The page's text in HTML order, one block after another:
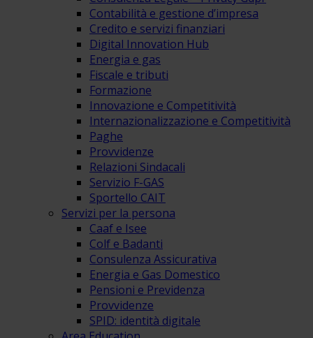
Contabilità e gestione d’impresa
Credito e servizi finanziari
Digital Innovation Hub
Energia e gas
Fiscale e tributi
Formazione
Innovazione e Competitività
Internazionalizzazione e Competitività
Paghe
Provvidenze
Relazioni Sindacali
Servizio F-GAS
Sportello CAIT
Servizi per la persona
Caaf e Isee
Colf e Badanti
Consulenza Assicurativa
Energia e Gas Domestico
Pensioni e Previdenza
Provvidenze
SPID: identità digitale